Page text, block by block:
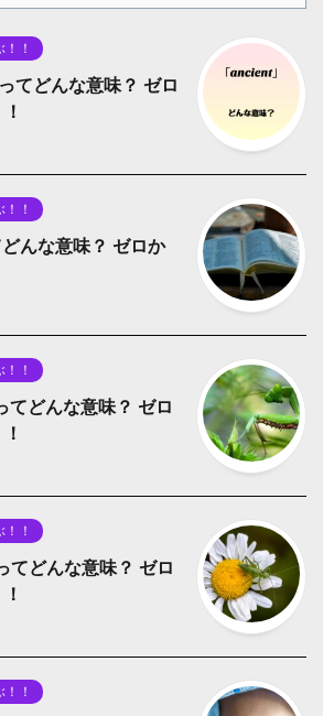
！
てどんな意味？ ゼロ
！
んな意味？ ゼロか
！
どんな意味？ ゼロ
！
どんな意味？ ゼロ
！